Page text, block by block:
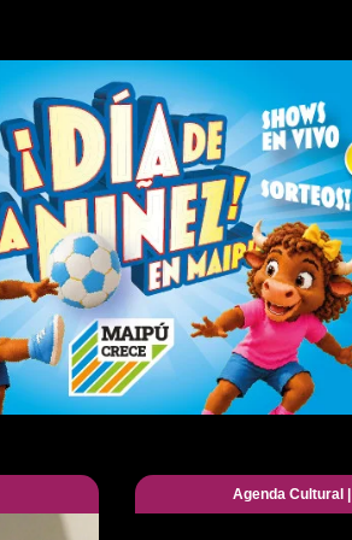
Agenda Cultural|